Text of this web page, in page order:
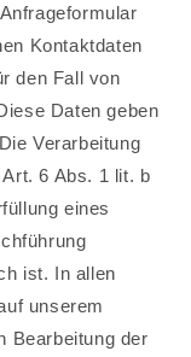
Kontaktdaten
den Fall von
Daten geben
Verarbeitung
6 Abs. 1 lit. b
eines
ist. In allen
unserem
Bearbeitung der